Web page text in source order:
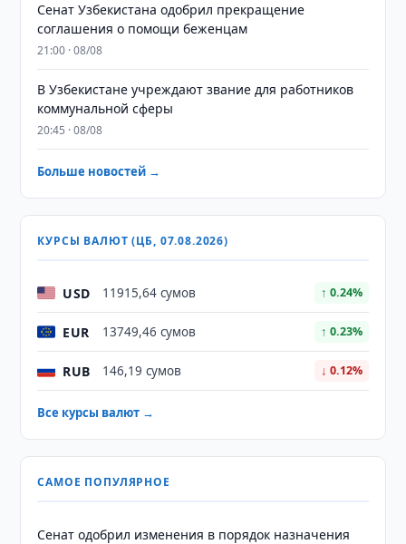
Сенат Узбекистана одобрил прекращение
соглашения о помощи беженцам
21:00 · 08/08
В Узбекистане учреждают звание для работников
коммунальной сферы
20:45 · 08/08
Больше новостей →
КУРСЫ ВАЛЮТ (ЦБ, 07.08.2026)
USD 11915,64 сумов ↑ 0.24%
EUR 13749,46 сумов ↑ 0.23%
RUB 146,19 сумов ↓ 0.12%
Все курсы валют →
САМОЕ ПОПУЛЯРНОЕ
Сенат одобрил изменения в порядок назначения